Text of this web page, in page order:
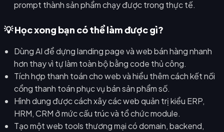
prompt thành sản phẩm chạy được trong thực tế.
💡 Học xong bạn có thể làm được gì?
Dùng AI để dựng landing page và web bán hàng nhanh
hơn thay vì tự làm toàn bộ bằng code thủ công.
Tích hợp thanh toán cho web và hiểu thêm cách kết nối
cổng thanh toán phục vụ bán sản phẩm số.
Hình dung được cách xây các web quản trị kiểu ERP,
HRM, CRM ở mức cấu trúc và tổ chức module.
Tạo một web tools thương mại có domain, backend,